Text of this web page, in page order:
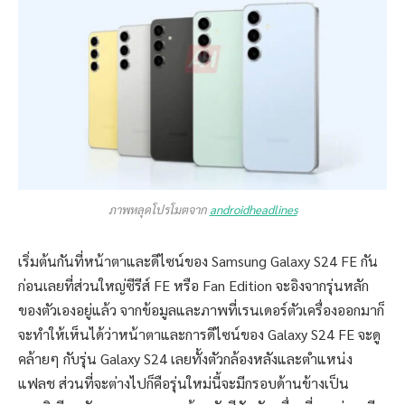
ภาพหลุดโปรโมตจาก androidheadlines
เริ่มต้นกันที่หน้าตาและดีไซน์ของ Samsung Galaxy S24 FE กัน
ก่อนเลยที่ส่วนใหญ่ซีรีส์ FE หรือ Fan Edition จะอิงจากรุ่นหลัก
ของตัวเองอยู่แล้ว จากข้อมูลและภาพที่เรนเดอร์ตัวเครื่องออกมาก็
จะทำให้เห็นได้ว่าหน้าตาและการดีไซน์ของ Galaxy S24 FE จะดู
คล้ายๆ กับรุ่น Galaxy S24 เลยทั้งตัวกล้องหลังและตำแหน่ง
แฟลช ส่วนที่จะต่างไปก็คือรุ่นใหม่นี้จะมีกรอบด้านข้างเป็น